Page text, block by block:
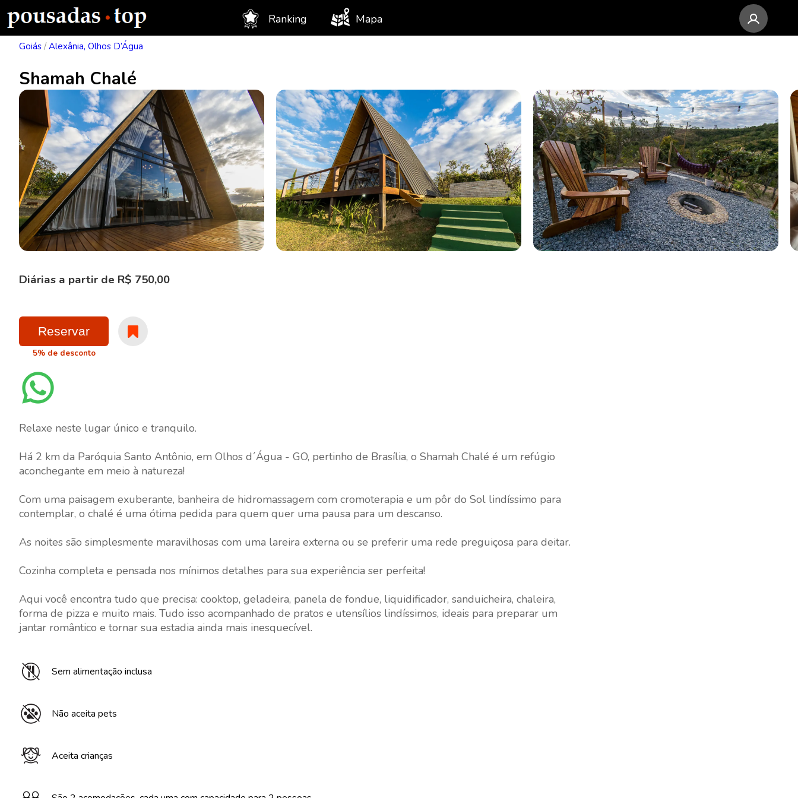
Ranking Mapa
Goiás / Alexânia, Olhos D’Água
Shamah Chalé
Diárias a partir de R$ 750,00
Reservar
5% de desconto
Relaxe neste lugar único e tranquilo.
Há 2 km da Paróquia Santo Antônio, em Olhos d´Água - GO, pertinho de Brasília, o Shamah Chalé é um refúgio
aconchegante em meio à natureza!
Com uma paisagem exuberante, banheira de hidromassagem com cromoterapia e um pôr do Sol lindíssimo para
contemplar, o chalé é uma ótima pedida para quem quer uma pausa para um descanso.
As noites são simplesmente maravilhosas com uma lareira externa ou se preferir uma rede preguiçosa para deitar.
Cozinha completa e pensada nos mínimos detalhes para sua experiência ser perfeita!
Aqui você encontra tudo que precisa: cooktop, geladeira, panela de fondue, liquidificador, sanduicheira, chaleira,
forma de pizza e muito mais. Tudo isso acompanhado de pratos e utensílios lindíssimos, ideais para preparar um
jantar romântico e tornar sua estadia ainda mais inesquecível.
Sem alimentação inclusa
Não aceita pets
Aceita crianças